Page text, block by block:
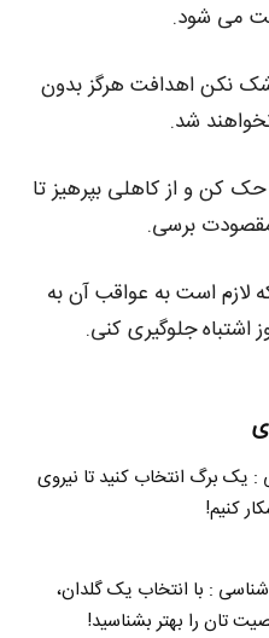
می شود.
شک نکن اهدافت هرگز بدون
شد.
کن و از کاهلی بپرهیز تا
مقصودت برسی.
لازم است به عواقب آن به
اشتباه جلوگیری کنی.
یک برگ انتخاب کنید تا نیروی
کنیم!
: با انتخاب یک گلدان،
تان را بهتر بشناسید!